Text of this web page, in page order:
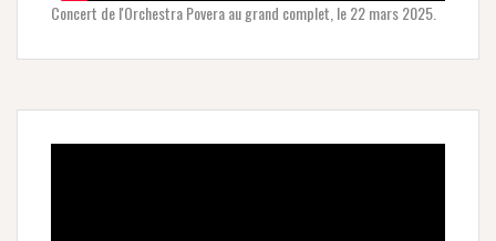
Concert de l'Orchestra Povera au grand complet, le 22 mars 2025.